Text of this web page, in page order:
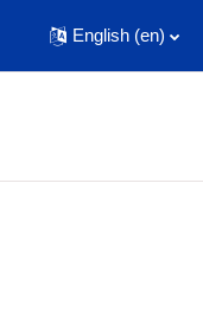
English ‎(en)‎